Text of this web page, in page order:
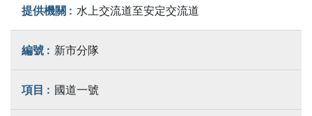
水上交流道至安定交流道
新市分隊
國道一號